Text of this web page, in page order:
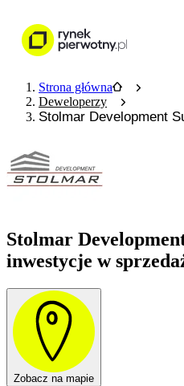
Strona główna
Deweloperzy
Stolmar Development
Stolmar
inwestycje w
Zobacz na mapie